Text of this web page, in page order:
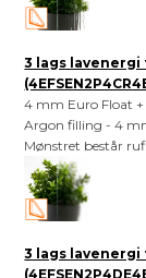
3 lags lavenergi
4 mm Euro Float
Argon filling - 4
Mønstret består
3 lags lavenergi